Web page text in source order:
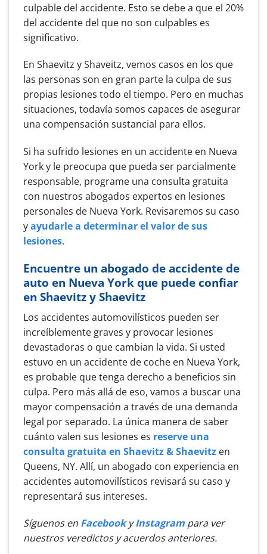
culpable del accidente. Esto se debe a que el 20%
del accidente del que no son culpables es
significativo.
En Shaevitz y Shaveitz, vemos casos en los que
las personas son en gran parte la culpa de sus
propias lesiones todo el tiempo. Pero en muchas
situaciones, todavía somos capaces de asegurar
una compensación sustancial para ellos.
Si ha sufrido lesiones en un accidente en Nueva
York y le preocupa que pueda ser parcialmente
responsable, programe una consulta gratuita
con nuestros abogados expertos en lesiones
personales de Nueva York. Revisaremos su caso
yayudarle a determinar el valor de sus
lesiones.
Encuentre un abogado de accidente de
auto en Nueva York que puede confiar
en Shaevitz y Shaevitz
Los accidentes automovilísticos pueden ser
increíblemente graves y provocar lesiones
devastadoras o que cambian la vida. Si usted
estuvo en un accidente de coche en Nueva York,
es probable que tenga derecho a beneficios sin
culpa. Pero más allá de eso, vamos a buscar una
mayor compensación a través de una demanda
legal por separado. La única manera de saber
cuánto valen sus lesiones es reserve una
consulta gratuita en Shaevitz & Shaevitz en
Queens, NY. Allí, un abogado con experiencia en
accidentes automovilísticos revisará su caso y
representará sus intereses.
Síguenos en FacebookyInstagram para ver
nuestros veredictos y acuerdos anteriores.